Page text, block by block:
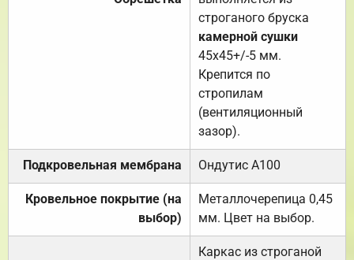
строганого бруска
камерной сушки
45х45+/-5 мм.
Крепится по
стропилам
(вентиляционный
зазор).
Подкровельная мембрана Ондутис А100
Кровельное покрытие (на
выбор)
Металлочерепица 0,45
мм. Цвет на выбор.
Каркас из строганой